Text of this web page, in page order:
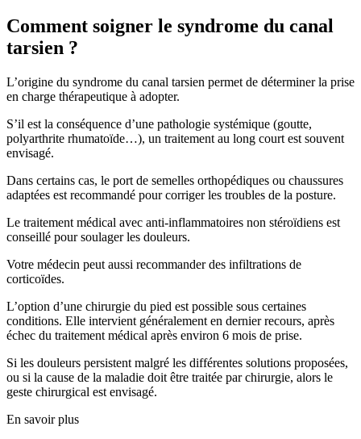
Comment soigner le syndrome du canal
tarsien ?
L’origine du syndrome du canal tarsien permet de déterminer la prise
en charge thérapeutique à adopter.
S’il est la conséquence d’une pathologie systémique (goutte,
polyarthrite rhumatoïde…), un traitement au long court est souvent
envisagé.
Dans certains cas, le port de semelles orthopédiques ou chaussures
adaptées est recommandé pour corriger les troubles de la posture.
Le traitement médical avec anti-inflammatoires non stéroïdiens est
conseillé pour soulager les douleurs.
Votre médecin peut aussi recommander des infiltrations de
corticoïdes.
L’option d’une chirurgie du pied est possible sous certaines
conditions. Elle intervient généralement en dernier recours, après
échec du traitement médical après environ 6 mois de prise.
Si les douleurs persistent malgré les différentes solutions proposées,
ou si la cause de la maladie doit être traitée par chirurgie, alors le
geste chirurgical est envisagé.
En savoir plus